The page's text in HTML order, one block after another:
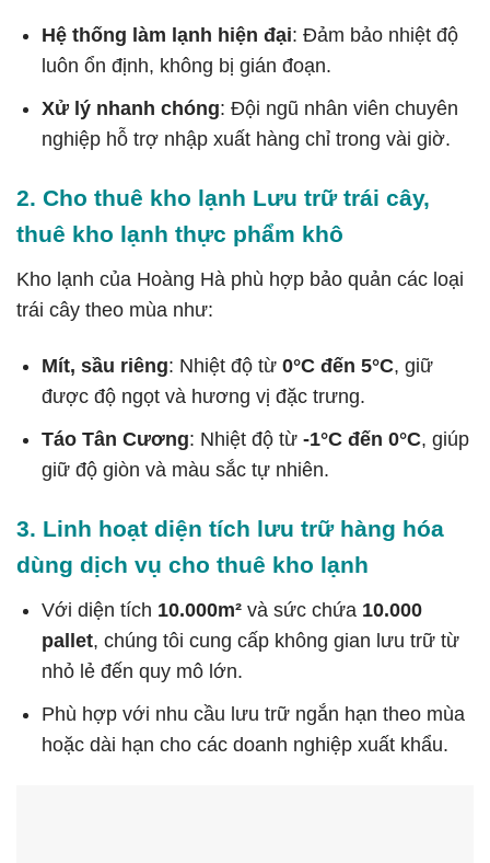
Hệ thống làm lạnh hiện đại: Đảm bảo nhiệt độ
luôn ổn định, không bị gián đoạn.
Xử lý nhanh chóng: Đội ngũ nhân viên chuyên
nghiệp hỗ trợ nhập xuất hàng chỉ trong vài giờ.
2. Cho thuê kho lạnh Lưu trữ trái cây,
thuê kho lạnh thực phẩm khô
Kho lạnh của Hoàng Hà phù hợp bảo quản các loại
trái cây theo mùa như:
Mít, sầu riêng: Nhiệt độ từ0°C đến 5°C, giữ
được độ ngọt và hương vị đặc trưng.
Táo Tân Cương: Nhiệt độ từ-1°C đến 0°C, giúp
giữ độ giòn và màu sắc tự nhiên.
3. Linh hoạt diện tích lưu trữ hàng hóa
dùng dịch vụ cho thuê kho lạnh
Với diện tích 10.000m² và sức chứa 10.000
pallet, chúng tôi cung cấp không gian lưu trữ từ
nhỏ lẻ đến quy mô lớn.
Phù hợp với nhu cầu lưu trữ ngắn hạn theo mùa
hoặc dài hạn cho các doanh nghiệp xuất khẩu.